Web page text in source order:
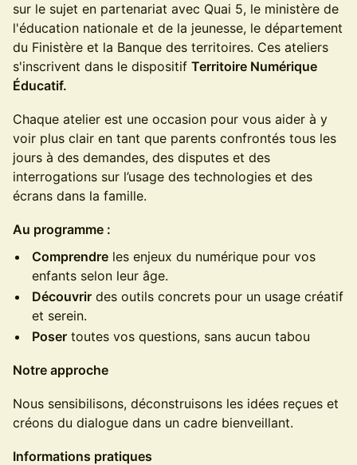
sur le sujet en partenariat avec Quai 5, le ministère de
l'éducation nationale et de la jeunesse, le département
du Finistère et la Banque des territoires. Ces ateliers
s'inscrivent dans le dispositif Territoire Numérique
Éducatif.
Chaque atelier est une occasion pour vous aider à y
voir plus clair en tant que parents confrontés tous les
jours à des demandes, des disputes et des
interrogations sur l’usage des technologies et des
écrans dans la famille.
Au programme :
Comprendre les enjeux du numérique pour vos
enfants selon leur âge.
Découvrir des outils concrets pour un usage créatif
et serein.
Poser toutes vos questions, sans aucun tabou
Notre approche
​Nous sensibilisons, déconstruisons les idées reçues et
créons du dialogue dans un cadre bienveillant.
Informations pratiques